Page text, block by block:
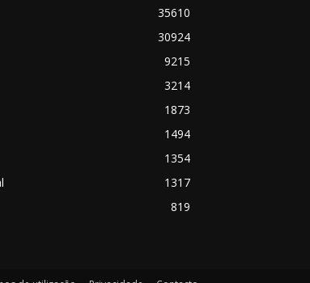
35610
30924
9215
3214
1873
1494
1354
1317
819